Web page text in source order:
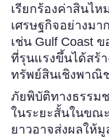
เรียกร้องค่าสินไ
เศรษฐกิจอย่างมา
เช่น Gulf Coast
ที่รุนแรงขึ้นได้สร้
ทรัพย์สินเชิงพาณิ
ภัยพิบัติทางธรรม
ในระยะสั้นในขณ
ยาวอาจส่งผลให้